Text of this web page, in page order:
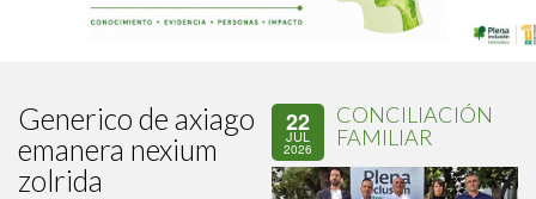
Generico de axiago
emanera nexium
zolrida
22
JUL
2026
CONCILIACIÓN
FAMILIAR